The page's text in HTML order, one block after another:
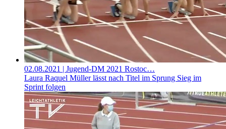
02.08.2021 | Jugend-DM 2021 Rostoc…
Laura Raquel Müller lässt nach Titel im Sprung Sieg im
Sprint folgen